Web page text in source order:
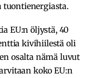
tuontienergiasta.
EU:n öljystä, 40
kivihiilestä oli
osalta nämä luvut
koko EU:n